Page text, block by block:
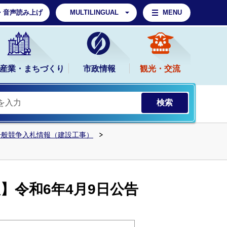
音声読み上げ MULTILINGUAL MENU
業・まちづくり 市政情報 観光・交流
競争入札情報（建設工事）
令和6年4月9日公告